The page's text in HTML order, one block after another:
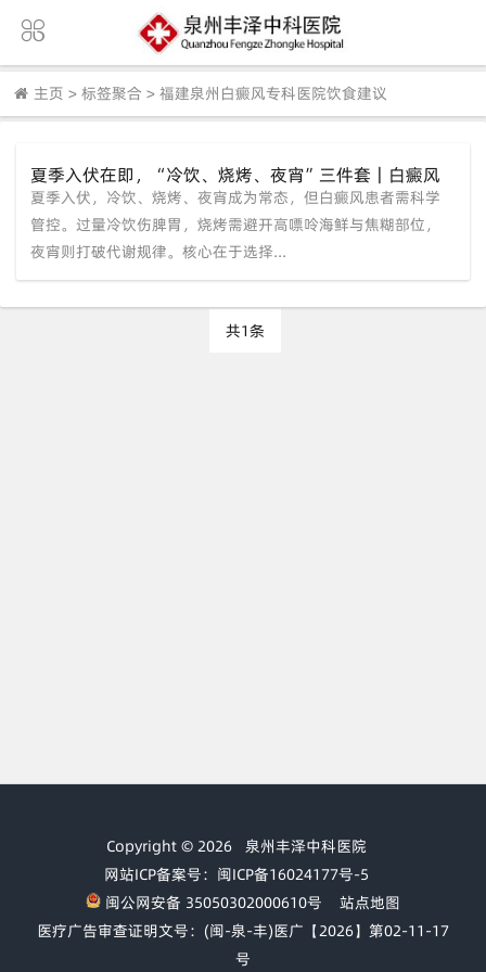
主页 > 标签聚合 > 福建泉州白癜风专科医院饮食建议
夏季入伏在即，“冷饮、烧烤、夜宵”三件套｜白癜风
患者如何科学“管住嘴”？
夏季入伏，冷饮、烧烤、夜宵成为常态，但白癜风患者需科学
管控。过量冷饮伤脾胃，烧烤需避开高嘌呤海鲜与焦糊部位，
夜宵则打破代谢规律。核心在于选择...
共1条
Copyright © 2026 泉州丰泽中科医院
网站ICP备案号：闽ICP备16024177号-5
闽公网安备 35050302000610号
站点地图
医疗广告审查证明文号：(闽-泉-丰)医广【2026】第02-11-17
号